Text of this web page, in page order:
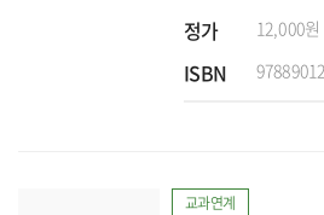
정가 12,000원
ISBN
교과연계